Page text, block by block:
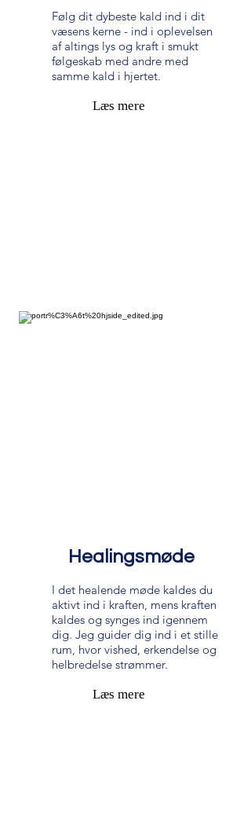
Følg dit dybeste kald ind i dit
væsens kerne - ind i oplevelsen
af altings lys og kraft i smukt
følgeskab med andre med
samme kald i hjertet.
Læs mere
Healingsmøde
I det healende møde kaldes du
aktivt ind i kraften, mens kraften
kaldes og synges ind igennem
dig. Jeg guider dig ind i et stille
rum, hvor vished, erkendelse og
helbredelse strømmer.
Læs mere